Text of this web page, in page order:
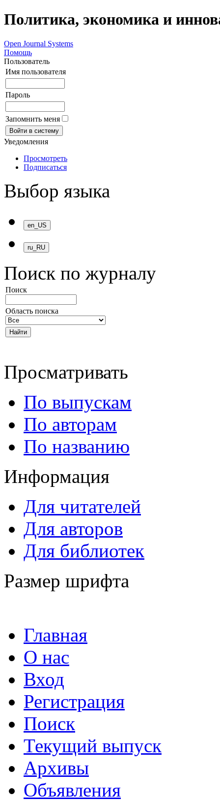
Политика, экономика и
Open Journal Systems
Помощь
Пользователь
Имя пользователя
Пароль
Запомнить меня
Уведомления
Просмотреть
Подписаться
Выбор языка
Поиск по журналу
Поиск
Область поиска
Просматривать
По выпускам
По авторам
По названию
Информация
Для читателей
Для авторов
Для библиотек
Размер шрифта
Главная
О нас
Вход
Регистрация
Поиск
Текущий выпуск
Архивы
Объявления